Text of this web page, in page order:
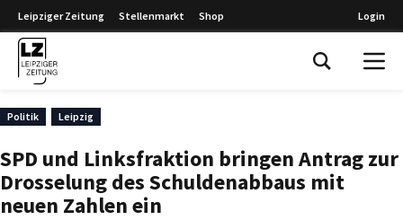
Leipziger Zeitung Stellenmarkt Shop Login
Politik Leipzig
SPD und Linksfraktion bringen Antrag zur
Drosselung des Schuldenabbaus mit
neuen Zahlen ein